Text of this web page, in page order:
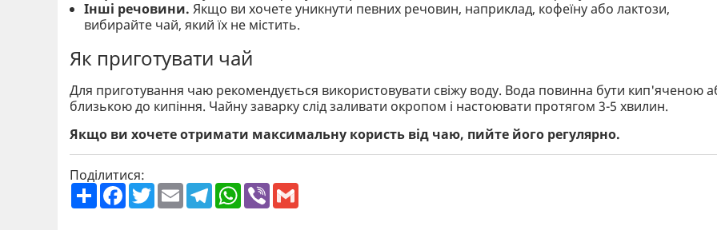
Інші речовини. Якщо ви хочете уникнути певних речовин, наприклад, кофеїну або лактози,
вибирайте чай, який їх не містить.
Як приготувати чай
Для приготування чаю рекомендується використовувати свіжу воду. Вода повинна бути кип'яченою
близькою до кипіння. Чайну заварку слід заливати окропом і настоювати протягом 3-5 хвилин.
Якщо ви хочете отримати максимальну користь від чаю, пийте його регулярно.
Поділитися:
П
о
F
a
T
w
E
m
T
e
W
h
V